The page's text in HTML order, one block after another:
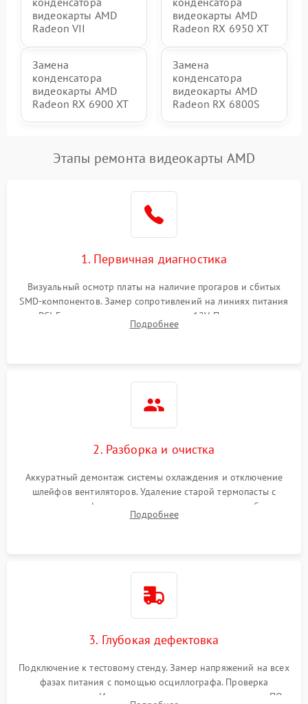
видеокарты AMD
Radeon VII
видеокарты AMD
Radeon RX 6950 XT
Замена
конденсатора
видеокарты AMD
Radeon RX 6900 XT
Замена
конденсатора
видеокарты AMD
Radeon RX 6800S
Этапы ремонта видеокарты AMD
1. Первичная диагностика
Визуальный осмотр платы на наличие прогаров и сбитых
SMD-компонентов. Замер сопротивлений на линиях питания
PCI-E и дополнительных разъемах 12V. Проверка на
короткое замыкание основных дросселей питания GPU и
Подробнее
2. Разборка и очистка
Аккуратный демонтаж системы охлаждения и отключение
шлейфов вентиляторов. Удаление старой термопасты с
кристалла графического чипа и термопрокладок с банок
памяти и зоны VRM. Очистка платы от пыли и окислов.
Подробнее
3. Глубокая дефектовка
Подключение к тестовому стенду. Замер напряжений на всех
фазах питания с помощью осциллографа. Проверка
инициализации. Использование специализированного ПО